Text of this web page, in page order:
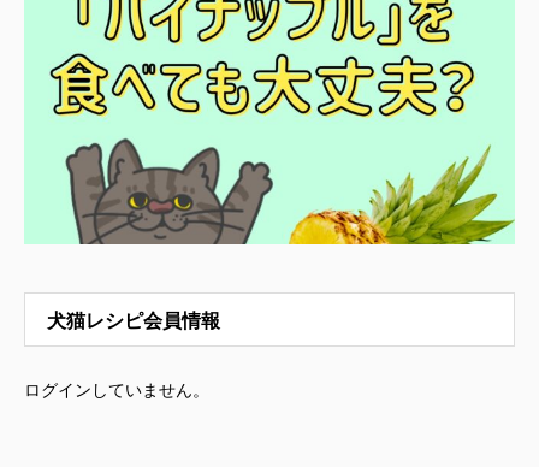
犬猫レシピ会員情報
ログインしていません。